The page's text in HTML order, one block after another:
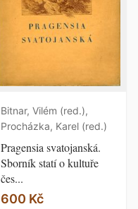
Bitnar, Vilém (red.),
Procházka, Karel (red.)
Pragensia svatojanská.
Sborník statí o kultuře
čes...
600 Kč